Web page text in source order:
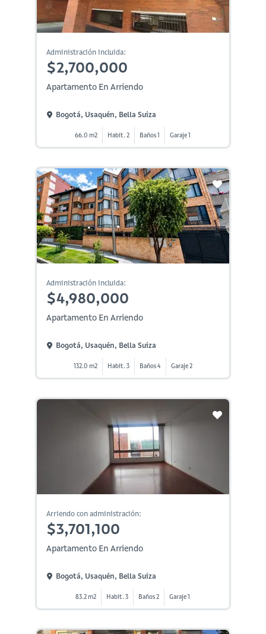
Administración incluida:
$2,700,000
Apartamento En Arriendo
Bogotá, Usaquén, Bella Suiza
66.0 m2 Habit. 2 Baños 1 Garaje 1
Administración incluida:
$4,980,000
Apartamento En Arriendo
Bogotá, Usaquén, Bella Suiza
132.0 m2 Habit. 3 Baños 4 Garaje 2
Arriendo con administración:
$3,701,100
Apartamento En Arriendo
Bogotá, Usaquén, Bella Suiza
83.2 m2 Habit. 3 Baños 2 Garaje 1